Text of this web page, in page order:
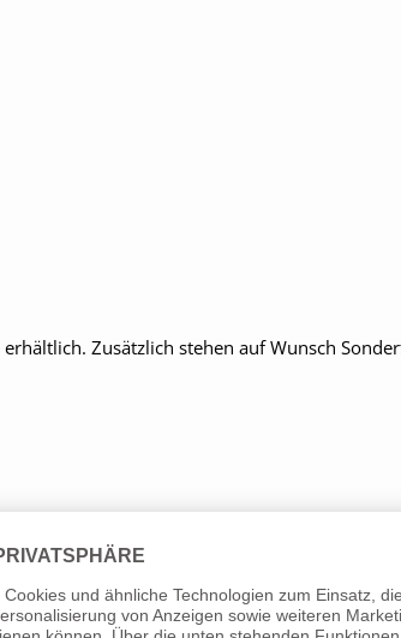
erhältlich. Zusätzlich stehen auf Wunsch